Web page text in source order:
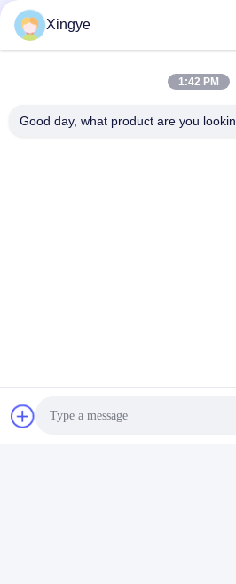
Xingye
1:42 PM
Good day, what product are you